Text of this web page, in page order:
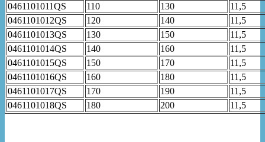
0461101011QS
110 130
11,5
0461101012QS
120 140
11,5
0461101013QS
130 150
11,5
0461101014QS
140 160
11,5
0461101015QS
150 170
11,5
0461101016QS
160 180
11,5
0461101017QS
170 190
11,5
0461101018QS
180 200 11,5